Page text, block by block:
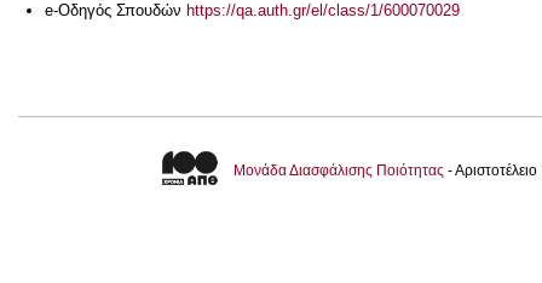
e-Οδηγός Σπουδών https://qa.auth.gr/el/class/1/600070029
Μονάδα Διασφάλισης Ποιότητας -